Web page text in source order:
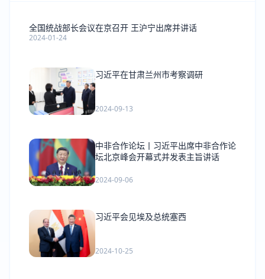
全国统战部长会议在京召开 王沪宁出席并讲话
2024-01-24
习近平在甘肃兰州市考察调研
2024-09-13
中非合作论坛丨习近平出席中非合作论
坛北京峰会开幕式并发表主旨讲话
2024-09-06
习近平会见埃及总统塞西
2024-10-25